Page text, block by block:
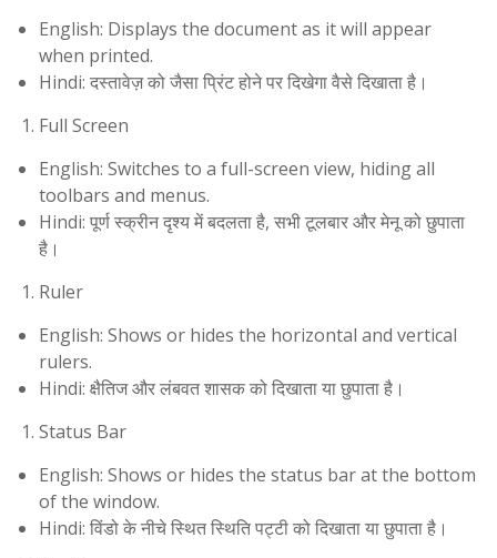
English: Displays the document as it will appear
when printed.
Hindi: दस्तावेज़ को जैसा प्रिंट होने पर दिखेगा वैसे दिखाता है।
Full Screen
English: Switches to a full-screen view, hiding all
toolbars and menus.
Hindi: पूर्ण स्क्रीन दृश्य में बदलता है, सभी टूलबार और मेनू को छुपाता
है।
Ruler
English: Shows or hides the horizontal and vertical
rulers.
Hindi: क्षैतिज और लंबवत शासक को दिखाता या छुपाता है।
Status Bar
English: Shows or hides the status bar at the bottom
of the window.
Hindi: विंडो के नीचे स्थित स्थिति पट्टी को दिखाता या छुपाता है।